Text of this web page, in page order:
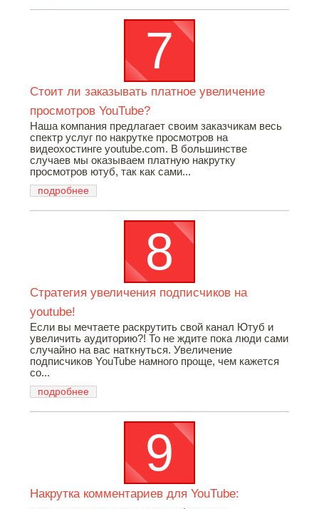
Стоит ли заказывать платное увеличение
просмотров YouTube?
Наша компания предлагает своим заказчикам весь
спектр услуг по накрутке просмотров на
видеохостинге youtube.com. В большинстве
случаев мы оказываем платную накрутку
просмотров ютуб, так как сами...
подробнее
Стратегия увеличения подписчиков на
youtube!
Если вы мечтаете раскрутить свой канал Ютуб и
увеличить аудиторию?! То не ждите пока люди сами
случайно на вас наткнуться. Увеличение
подписчиков YouTube намного проще, чем кажется
со...
подробнее
Накрутка комментариев для YouTube: